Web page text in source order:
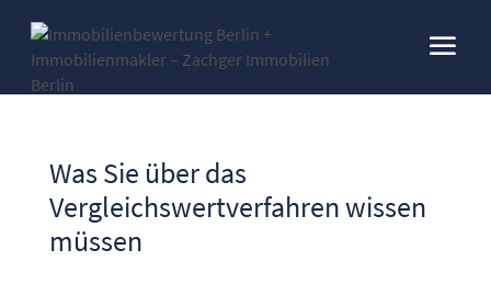
Was Sie über das
Vergleichswertverfahren wissen
müssen